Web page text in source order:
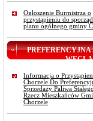
Ogłoszenie Burmistrza o
przystąpieniu do
planu ogólnego gminy
PREFERENCYJNA
WĘGLA
Informacja o
Chorzele Do
Sprzedaży Paliwa
Rzecz Mieszkańców
Chorzele